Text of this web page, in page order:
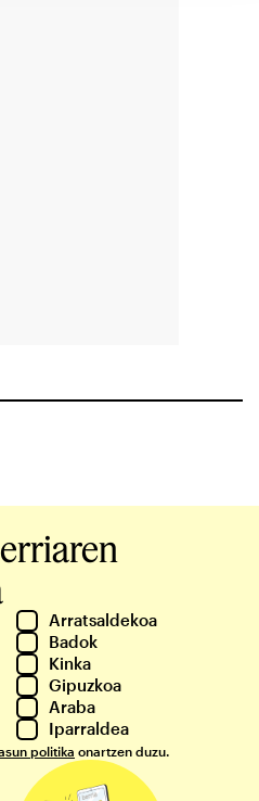
Arratsaldekoa
Badok
Kinka
Gipuzkoa
Araba
Iparraldea
politika onartzen duzu.